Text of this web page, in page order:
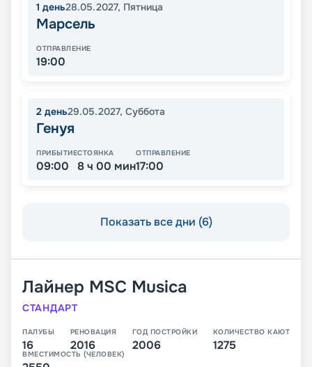
1 день28.05.2027, Пятница
Марсель
ОТПРАВЛЕНИЕ
19:00
2 день29.05.2027, Суббота
Генуя
ПРИБЫТИЕ
09:00
СТОЯНКА
8 ч 00 мин
ОТПРАВЛЕНИЕ
17:00
Показать все дни (6)
Лайнер MSC Musica
СТАНДАРТ
ПАЛУБЫ
16
РЕНОВАЦИЯ
2016
ГОД ПОСТРОЙКИ
2006
КОЛИЧЕСТВО КАЮТ
1275
ВМЕСТИМОСТЬ (ЧЕЛОВЕК)